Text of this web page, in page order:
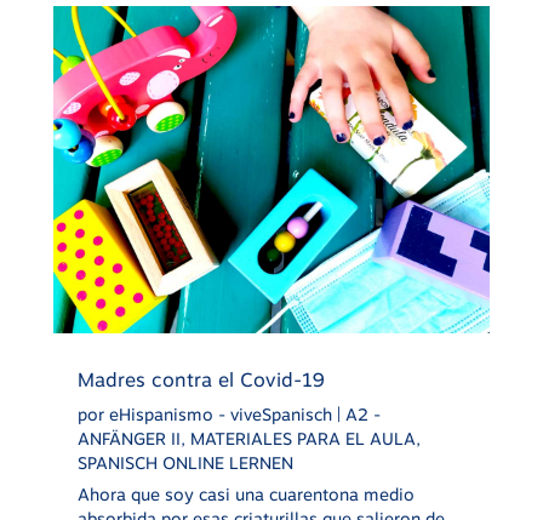
Madres contra el Covid-19
por eHispanismo - viveSpanisch| A2 -
ANFÄNGER II, MATERIALES PARA EL AULA,
SPANISCH ONLINE LERNEN
Ahora que soy casi una cuarentona medio